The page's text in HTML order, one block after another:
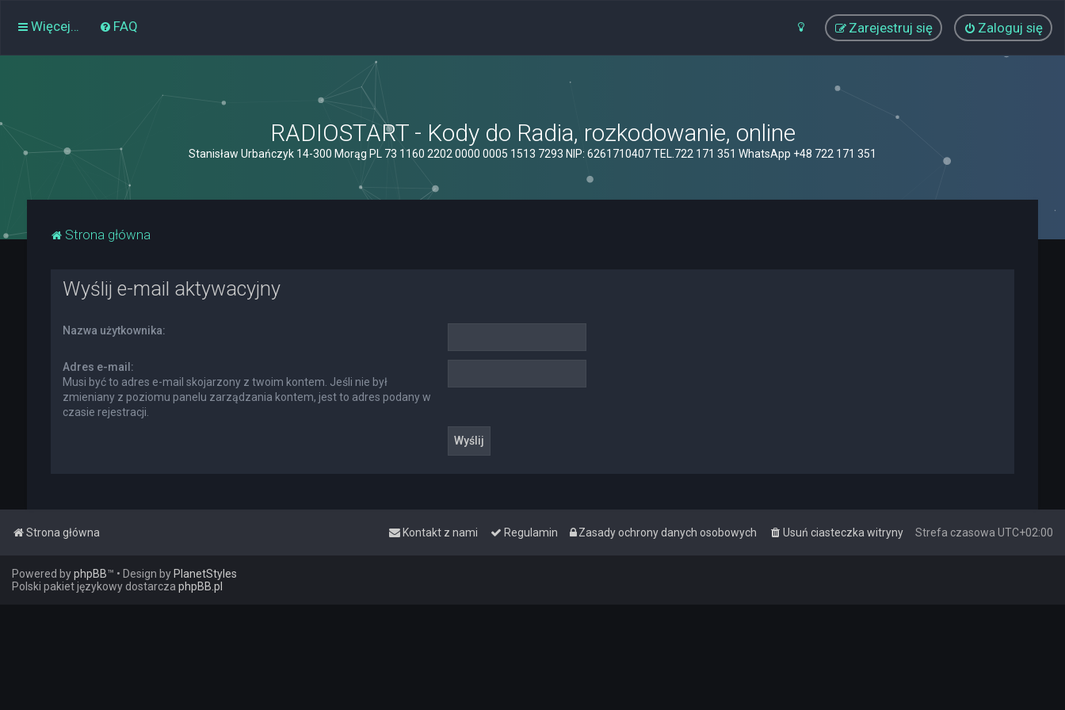
Więcej… FAQ Zaloguj się
Zarejestruj się
RADIOSTART - Kody do Radia, rozkodowanie, online
Stanisław Urbańczyk 14-300 Morąg PL 73 1160 2202 0000 0005 1513 7293 NIP: 6261710407 TEL.722 171 351 WhatsApp +48 722 171 351
Strona główna
Wyślij e-mail aktywacyjny
Nazwa użytkownika:
Adres e-mail:
Musi być to adres e-mail skojarzony z twoim kontem. Jeśli nie był
zmieniany z poziomu panelu zarządzania kontem, jest to adres podany w
czasie rejestracji.
Strona główna Strefa czasowa UTC+02:00
Usuń ciasteczka witryny
Zasady ochrony danych osobowych
Regulamin
Kontakt z nami
Powered byphpBB™ • Design by PlanetStyles
Polski pakiet językowy dostarcza phpBB.pl